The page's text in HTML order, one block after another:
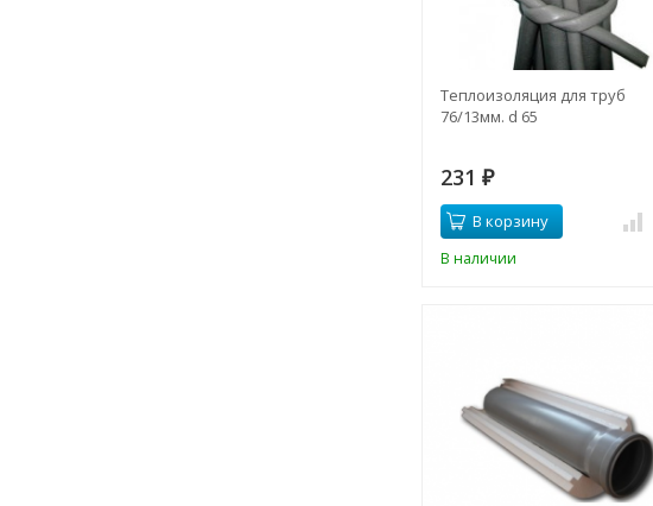
Теплоизоляция для труб
76/13мм. d 65
231 ₽
В корзину
В наличии